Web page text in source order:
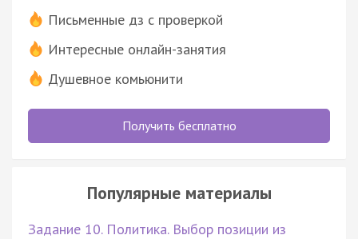
Письменные дз с проверкой
Интересные онлайн-занятия
Душевное комьюнити
Получить бесплатно
Популярные материалы
Задание 10. Политика. Выбор позиции из